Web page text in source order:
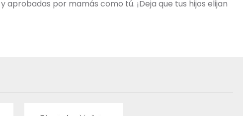
por mamás como tú. ¡Deja que tus hijos elijan